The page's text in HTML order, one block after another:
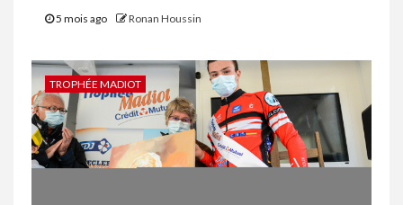
5 mois ago Ronan Houssin
TROPHÉE MADIOT